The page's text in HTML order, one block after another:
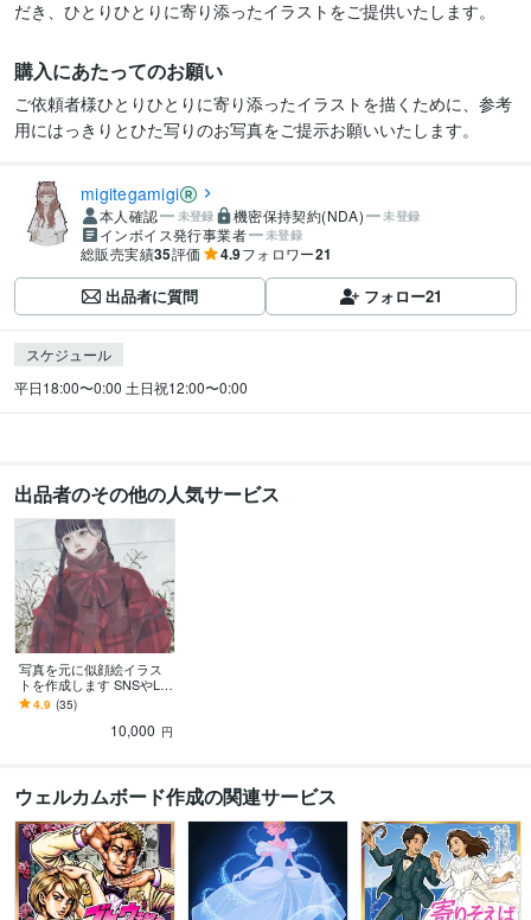
だき、ひとりひとりに寄り添ったイラストをご提供いたします。
購入にあたってのお願い
ご依頼者様ひとりひとりに寄り添ったイラストを描くために、参考
用にはっきりとひた写りのお写真をご提示お願いいたします。
migitegamigi
本人確認 未登録 機密保持契約(NDA) 未登録
インボイス発行事業者 未登録
総販売実績35評価 4.9フォロワー21
出品者に質問 フォロー21
スケジュール
平日18:00〜0:00 土日祝12:00〜0:00
出品者のその他の人気サービス
写真を元に似顔絵イラス
トを作成します SNSやLIN
Eのアイコン等にオススメ
です
4.9 (35)
10,000 円
ウェルカムボード作成の関連サービス